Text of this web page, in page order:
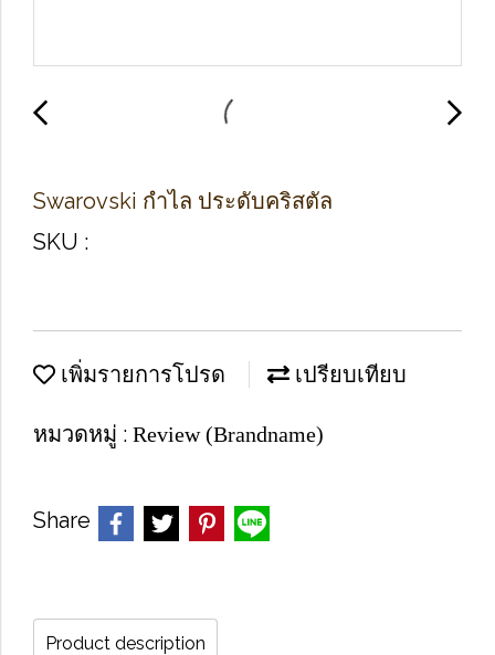
Swarovski กำไล ประดับคริสตัล
SKU :
เพิ่มรายการโปรด เปรียบเทียบ
หมวดหมู่ : Review (Brandname)
Share
Product description